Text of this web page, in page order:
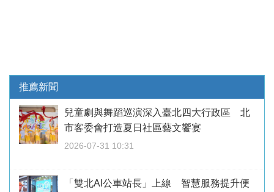
推薦新聞
兒童劇與舞蹈巡演深入臺北四大行政區 北
市客委會打造夏日社區藝文饗宴
2026-07-31 10:31
「雙北AI公車站長」上線 智慧服務提升便